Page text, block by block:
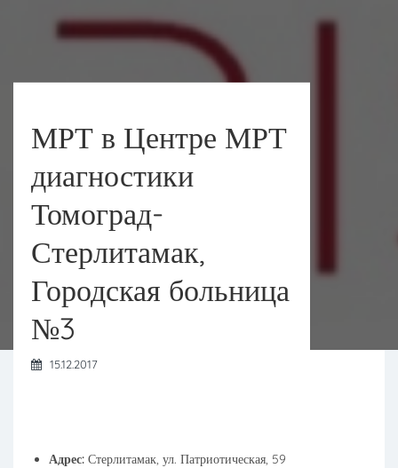
МРТ в Центре МРТ
диагностики
Томоград-
Стерлитамак,
Городская больница
№3
15.12.2017
Адрес: Стерлитамак, ул. Патриотическая, 59